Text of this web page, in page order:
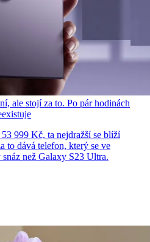
ale stojí za to. Po pár hodinách
999 Kč, ta nejdražší se blíží
to dává telefon, který se ve
než Galaxy S23 Ultra.